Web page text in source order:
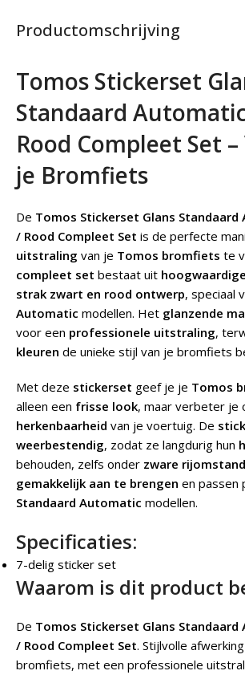
Productomschrijving
Tomos Stickerset
Standaard
Rood Compleet Set
je Bromfiets
De Tomos Stickerset Glans
/ Rood Compleet Set is de perfecte
uitstraling van je Tomos bromfiets te
compleet set bestaat uit
strak zwart en rood ontwerp, speciaal
Automatic modellen. Het glanzende
voor een professionele uitstraling,
kleuren de unieke stijl van je bromfiets
Met deze stickerset geef je je Tomos
alleen een frisse look, maar verbeter je
herkenbaarheid van je voertuig. De
weerbestendig, zodat ze langdurig hun
behouden, zelfs onder zware
gemakkelijk aan te brengen en passen
Standaard Automatic modellen.
Specificaties:
7-delig sticker set
Waarom is dit product
De Tomos Stickerset Glans
/ Rood Compleet Set. Stijlvolle
bromfiets, met een professionele